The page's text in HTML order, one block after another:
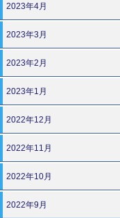
2023年4月
2023年3月
2023年2月
2023年1月
2022年12月
2022年11月
2022年10月
2022年9月